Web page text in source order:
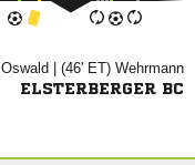
 | (46' ET) 
ELSTERBERGER BC